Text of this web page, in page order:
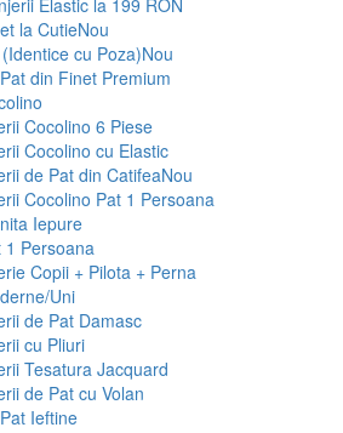
Elastic la 199 RON
la CutieNou
cu Poza)Nou
din Finet Premium
Cocolino 6 Piese
Cocolino cu Elastic
de Pat din CatifeaNou
Cocolino Pat 1 Persoana
Iepure
1 Persoana
Copii + Pilota + Perna
Uni
de Pat Damasc
cu Pliuri
Tesatura Jacquard
de Pat cu Volan
Ieftine